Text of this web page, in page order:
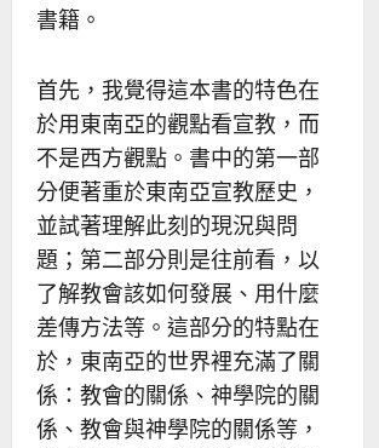
書籍。
首先，我覺得這本書的特色在
於用東南亞的觀點看宣教，而
不是西方觀點。書中的第一部
分便著重於東南亞宣教歷史，
並試著理解此刻的現況與問
題；第二部分則是往前看，以
了解教會該如何發展、用什麼
差傳方法等。這部分的特點在
於，東南亞的世界裡充滿了關
係：教會的關係、神學院的關
係、教會與神學院的關係等，